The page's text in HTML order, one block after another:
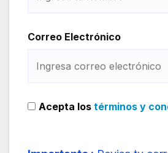
Correo Electrónico
Acepta los términos y